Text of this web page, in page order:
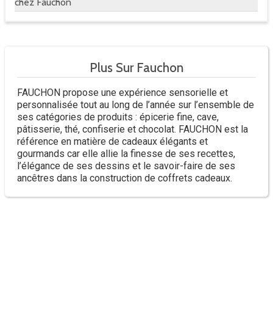
Plus Sur Fauchon
FAUCHON propose une expérience sensorielle et
personnalisée tout au long de l’année sur l’ensemble de
ses catégories de produits : épicerie fine, cave,
pâtisserie, thé, confiserie et chocolat. FAUCHON est la
référence en matière de cadeaux élégants et
gourmands car elle allie la finesse de ses recettes,
l’élégance de ses dessins et le savoir-faire de ses
ancêtres dans la construction de coffrets cadeaux.